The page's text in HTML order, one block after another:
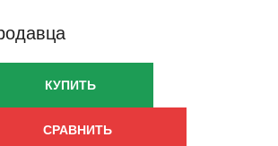
КУПИТЬ
СРАВНИТЬ